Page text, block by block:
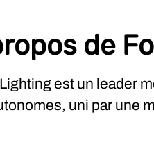
de
est un leader
uni par une